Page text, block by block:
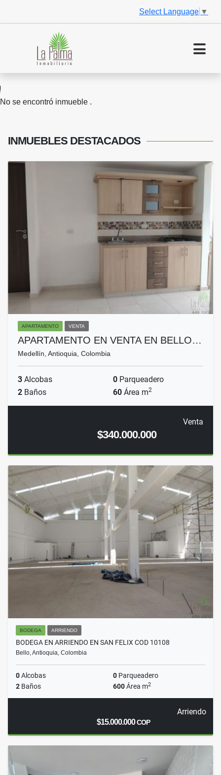
Select Language ▼
No se encontró inmueble .
INMUEBLES DESTACADOS
APARTAMENTO VENTA
APARTAMENTO EN VENTA EN BELLO…
Medellín, Antioquia, Colombia
3 Alcobas 0 Parqueadero
2 Baños 60 Área m2
Venta
$340.000.000
BODEGA ARRIENDO
BODEGA EN ARRIENDO EN SAN FELIX COD 10108
Bello, Antioquia, Colombia
0Alcobas 0 Parqueadero
2 Baños 600Área m2
Arriendo
$15.000.000COP